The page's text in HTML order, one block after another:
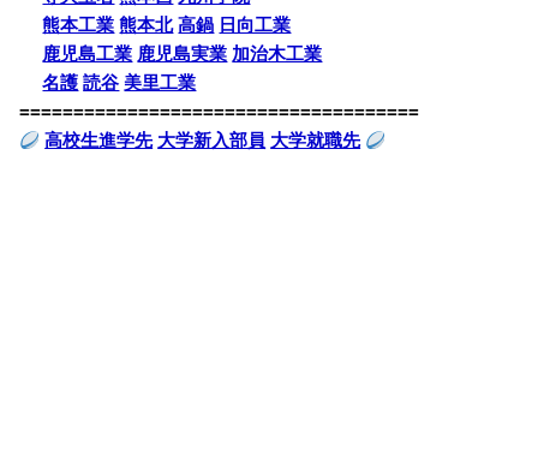
熊本工業 熊本北 高鍋 日向工業
鹿児島工業 鹿児島実業 加治木工業
名護 読谷 美里工業
=====================================
高校生進学先 大学新入部員 大学就職先